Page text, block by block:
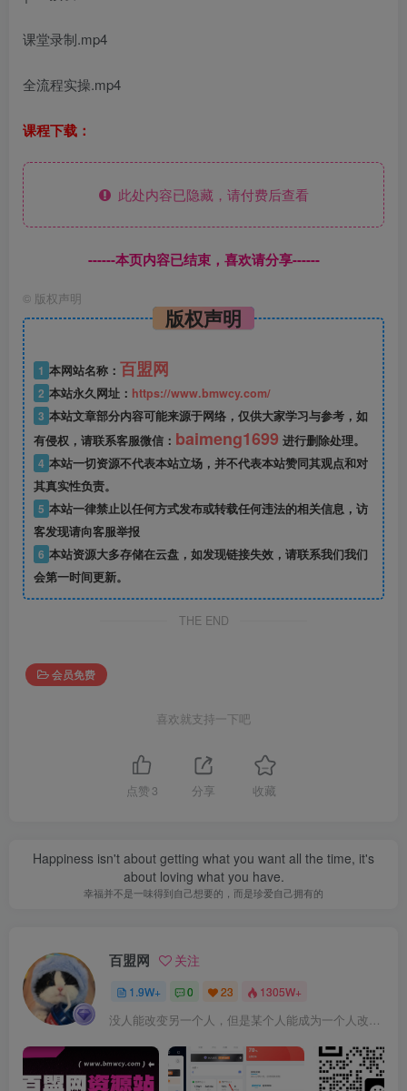
课堂录制.mp4
全流程实操.mp4
课程下载：
此处内容已隐藏，请付费后查看
------本页内容已结束，喜欢请分享------
© 版权声明
版权声明
1 本网站名称： 百盟网
2 本站永久网址： https://www.bmwcy.com/
3 本站文章部分内容可能来源于网络，仅供大家学习与参考，如
有侵权，请联系客服微信： baimeng1699 进行删除处理。
4 本站一切资源不代表本站立场，并不代表本站赞同其观点和对
其真实性负责。
5 本站一律禁止以任何方式发布或转载任何违法的相关信息，访
客发现请向客服举报
6 本站资源大多存储在云盘，如发现链接失效，请联系我们我们
会第一时间更新。
THE END
会员免费
喜欢就支持一下吧
点赞 3 分享 收藏
Happiness isn't about getting what you want all the time, it's
about loving what you have.
幸福并不是一味得到自己想要的，而是珍爱自己拥有的
百盟网 关注
1.9W+ 0 23 1305W+
没人能改变另一个人，但是某个人能成为一个人改变的原因